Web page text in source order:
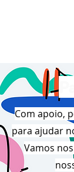
Com apoio,
para ajudar
Vamos